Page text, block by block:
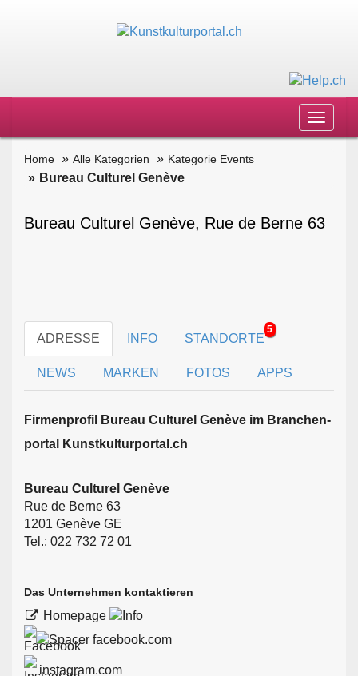
Toggle
Home Alle Kategorien Kategorie Events
Bureau Culturel Genève
Bureau Culturel Genève, Rue de Berne 63
ADRESSE INFO STANDORTE
5
NEWS MARKEN FOTOS APPS
Firmen­profil Bureau Culturel Genève im Branchen­
portal Kunstkulturportal.ch
Bureau Culturel Genève
Rue de Berne 63
1201 Genève GE
Tel.: 022 732 72 01
Das Unternehmen kontaktieren
Homepage
facebook.com
instagram.com